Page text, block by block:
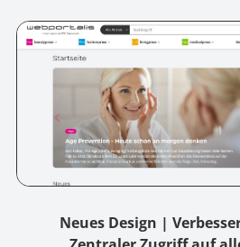
Neues Design |